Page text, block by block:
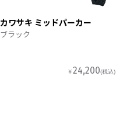
カワサキ ミッドパーカー
ブラック
￥24,200(税込)